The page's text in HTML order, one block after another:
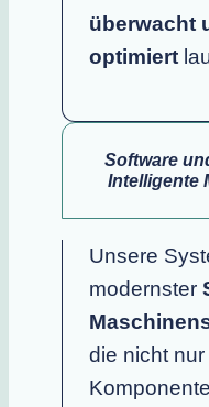
überwacht
optimiert
Software
Intelligente
Unsere
modernster
die nicht